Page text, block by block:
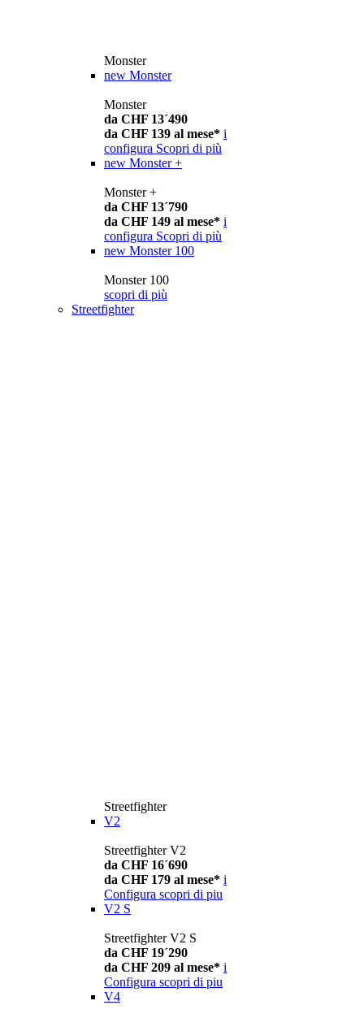
Monster
new Monster
Monster
da CHF 13´490
da CHF 139 al mese* i
configura Scopri di più
new Monster +
Monster +
da CHF 13´790
da CHF 149 al mese* i
configura Scopri di più
new Monster 100
Monster 100
scopri di più
Streetfighter
Streetfighter
V2
Streetfighter V2
da CHF 16´690
da CHF 179 al mese* i
Configura scopri di piu
V2 S
Streetfighter V2 S
da CHF 19´290
da CHF 209 al mese* i
Configura scopri di piu
V4